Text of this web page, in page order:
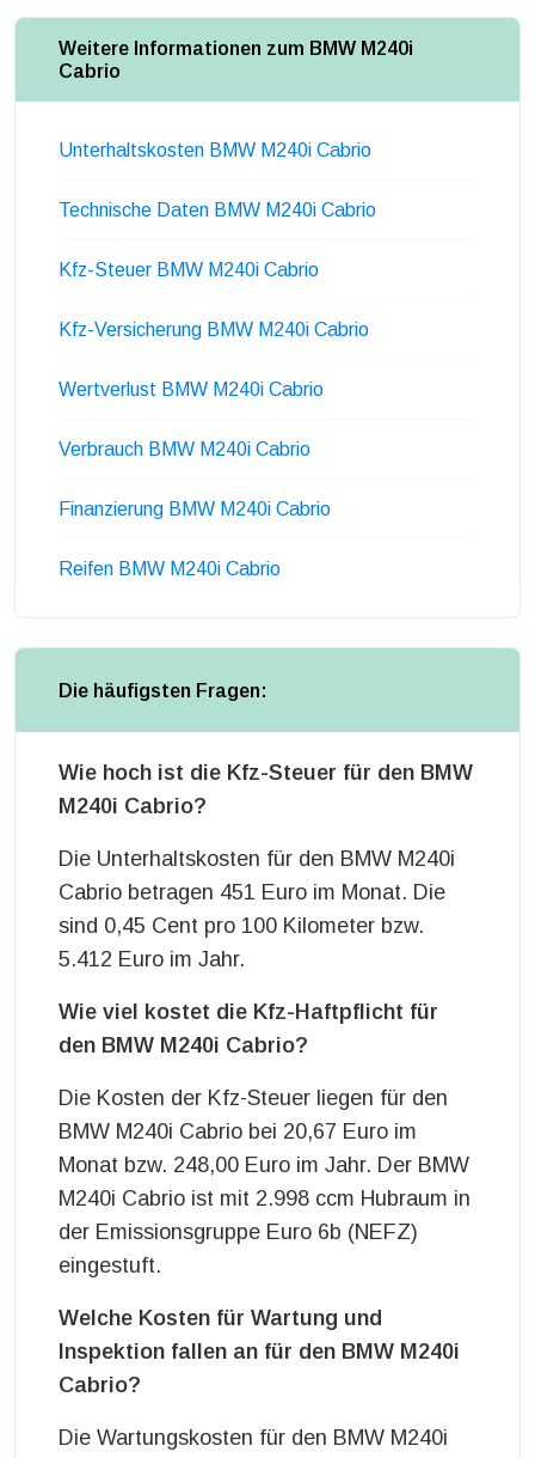
Weitere Informationen zum BMW M240i
Cabrio
Unterhaltskosten BMW M240i Cabrio
Technische Daten BMW M240i Cabrio
Kfz-Steuer BMW M240i Cabrio
Kfz-Versicherung BMW M240i Cabrio
Wertverlust BMW M240i Cabrio
Verbrauch BMW M240i Cabrio
Finanzierung BMW M240i Cabrio
Reifen BMW M240i Cabrio
Die häufigsten Fragen:
Wie hoch ist die Kfz-Steuer für den BMW
M240i Cabrio?
Die Unterhaltskosten für den BMW M240i
Cabrio betragen 451 Euro im Monat. Die
sind 0,45 Cent pro 100 Kilometer bzw.
5.412 Euro im Jahr.
Wie viel kostet die Kfz-Haftpflicht für
den BMW M240i Cabrio?
Die Kosten der Kfz-Steuer liegen für den
BMW M240i Cabrio bei 20,67 Euro im
Monat bzw. 248,00 Euro im Jahr. Der BMW
M240i Cabrio ist mit 2.998 ccm Hubraum in
der Emissionsgruppe Euro 6b (NEFZ)
eingestuft.
Welche Kosten für Wartung und
Inspektion fallen an für den BMW M240i
Cabrio?
Die Wartungskosten für den BMW M240i